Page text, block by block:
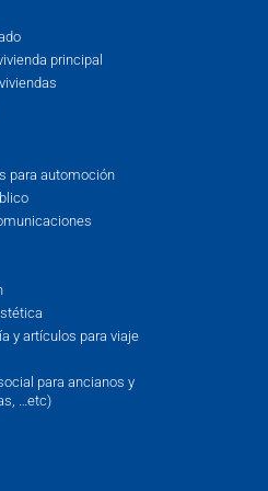
principal
para automoción
y artículos para viaje
para ancianos y
…etc)